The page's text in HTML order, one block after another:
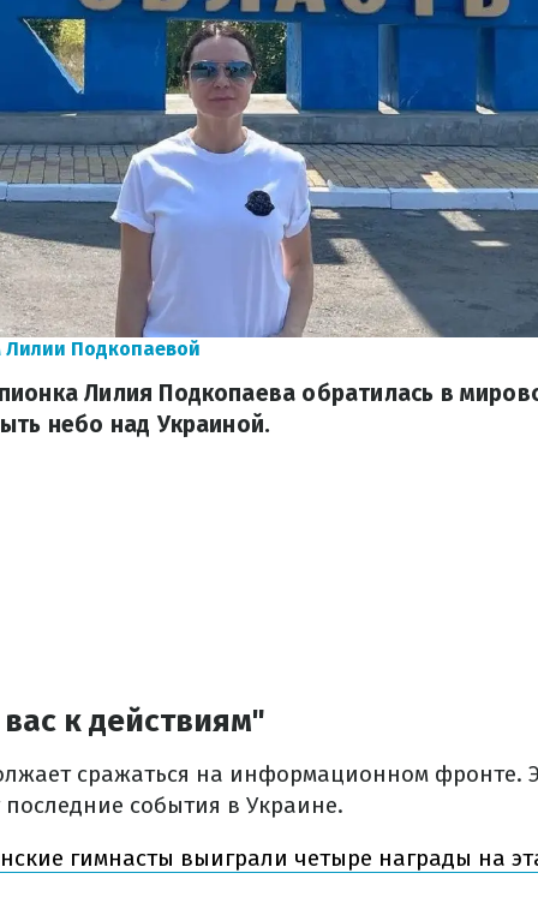
Лилии Подкопаевой
Лилия Подкопаева обратилась в
небо над Украиной.
к действиям"
сражаться на информационном фронте.
события в Украине.
гимнасты выиграли четыре награды на